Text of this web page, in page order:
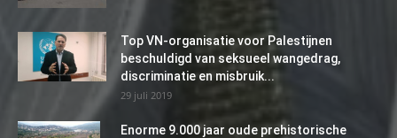
Top VN-organisatie voor Palestijnen
beschuldigd van seksueel wangedrag,
discriminatie en misbruik...
29 juli 2019
Enorme 9.000 jaar oude prehistorische